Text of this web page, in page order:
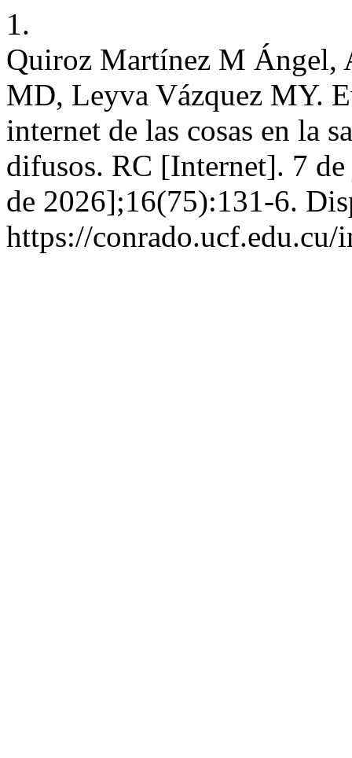
1.
Quiroz Martínez M Ángel,
MD, Leyva Vázquez MY.
internet de las cosas en la
difusos. RC [Internet]. 7
de 2026];16(75):131-6.
https://